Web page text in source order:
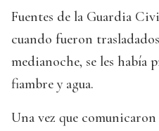
Fuentes de la Guardia
cuando fueron
medianoche, se les había
fiambre y agua.
Una vez que